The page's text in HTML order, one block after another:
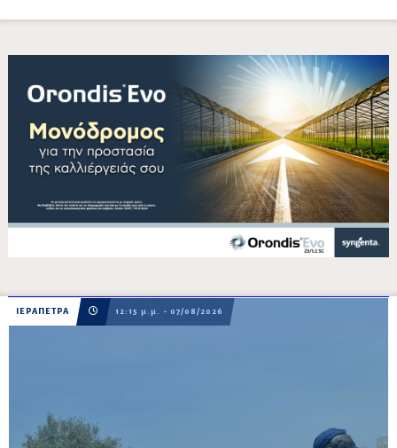
ΙΕΡΑΠΕΤΡΑ 12:15 μ.μ. - 07/08/2026